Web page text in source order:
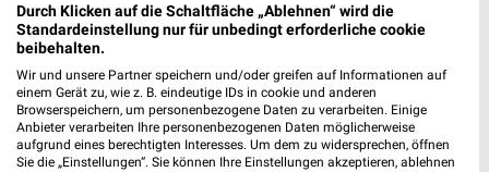
Angebote ab 01.08.
Noch heute gültig
Dieter Knoll
Gültig bis Fr. 14.08.
XXXLutz XXXLutz
Durch Klicken auf die Schaltfläche „Ablehnen“ wird die
Standardeinstellung nur für unbedingt erforderliche cookie
beibehalten.
Wir und unsere Partner speichern und/oder greifen auf Informationen auf
einem Gerät zu, wie z. B. eindeutige IDs in cookie und anderen
Browserspeichern, um personenbezogene Daten zu verarbeiten. Einige
Anbieter verarbeiten Ihre personenbezogenen Daten möglicherweise
aufgrund eines berechtigten Interesses. Um dem zu widersprechen, öffnen
Sie die „Einstellungen“. Sie können Ihre Einstellungen akzeptieren, ablehnen